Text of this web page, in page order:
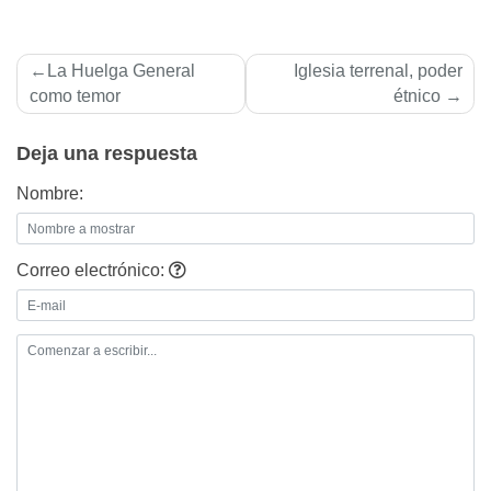
Navegación
de
La Huelga General
como temor
Iglesia terrenal, poder
étnico
Deja una respuesta
Nombre:
Correo electrónico: